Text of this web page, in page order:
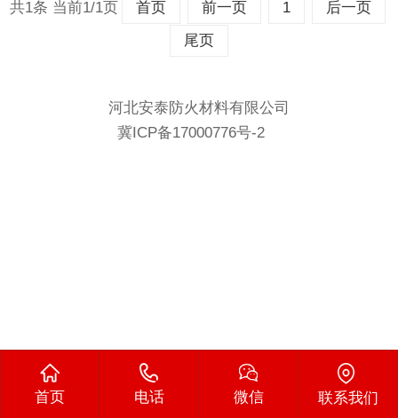
共1条 当前1/1页 首页 前一页 1
后一页
尾页
河北安泰防火材料有限公司
冀ICP备17000776号-2
首页 电话 微信 联系我们